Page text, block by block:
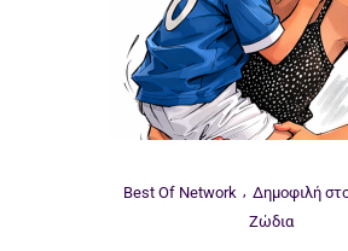
Best Of Network
Δημοφιλή
Ζώδια